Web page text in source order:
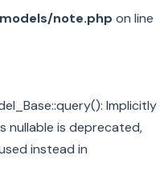
note.php on line
Implicitly
nullable is deprecated,
instead in